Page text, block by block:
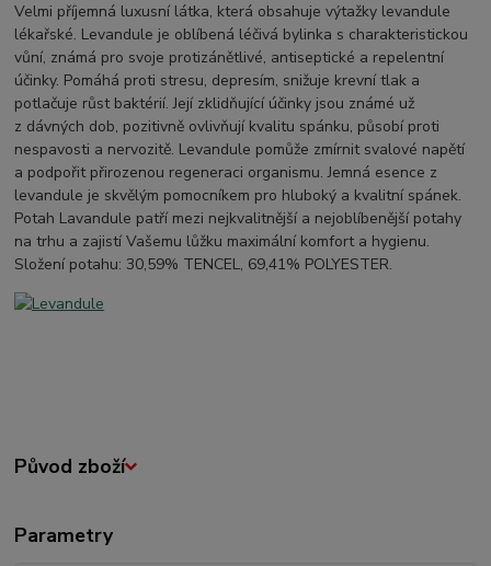
Velmi příjemná luxusní látka, která obsahuje výtažky levandule
lékařské. Levandule je oblíbená léčivá bylinka s charakteristickou
vůní, známá pro svoje protizánětlivé, antiseptické a repelentní
účinky. Pomáhá proti stresu, depresím, snižuje krevní tlak a
potlačuje růst baktérií. Její zklidňující účinky jsou známé už
z dávných dob, pozitivně ovlivňují kvalitu spánku, působí proti
nespavosti a nervozitě. Levandule pomůže zmírnit svalové napětí
a podpořit přirozenou regeneraci organismu. Jemná esence z
levandule je skvělým pomocníkem pro hluboký a kvalitní spánek.
Potah Lavandule patří mezi nejkvalitnější a nejoblíbenější potahy
na trhu a zajistí Vašemu lůžku maximální komfort a hygienu.
Složení potahu: 30,59% TENCEL, 69,41% POLYESTER.
Původ zboží
Parametry